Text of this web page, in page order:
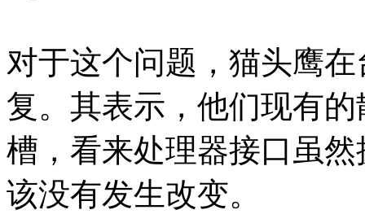
对于这个问题，猫头鹰
复。其表示，他们现有
槽，看来处理器接口虽
该没有发生改变。